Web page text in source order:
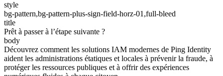
style
bg-pattern,bg-pattern-plus-sign-field-horz-01,full-bleed
title
Prêt à passer à l’étape suivante ?
body
Découvrez comment les solutions IAM modernes de Ping Identity
aident les administrations étatiques et locales à prévenir la fraude, à
protéger les ressources publiques et à offrir des expériences